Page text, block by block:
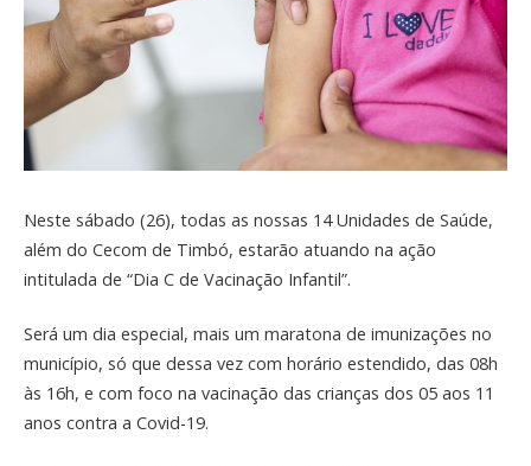
Neste sábado (26), todas as nossas 14 Unidades de Saúde,
além do Cecom de Timbó, estarão atuando na ação
intitulada de “Dia C de Vacinação Infantil”.
Será um dia especial, mais um maratona de imunizações no
município, só que dessa vez com horário estendido, das 08h
às 16h, e com foco na vacinação das crianças dos 05 aos 11
anos contra a Covid-19.